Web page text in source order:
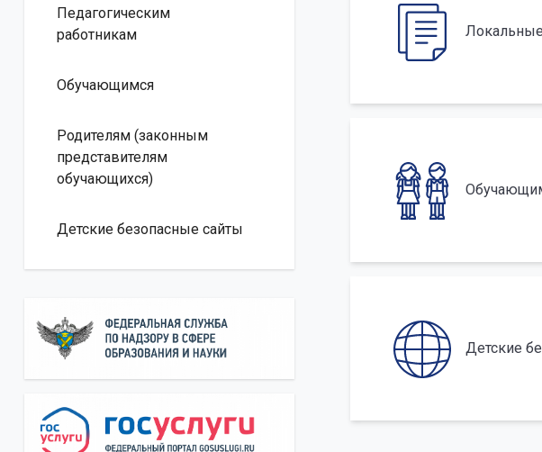
Педагогическим
работникам
Обучающимся
Родителям (законным
представителям
обучающихся)
Детские безопасные сайты
Детские